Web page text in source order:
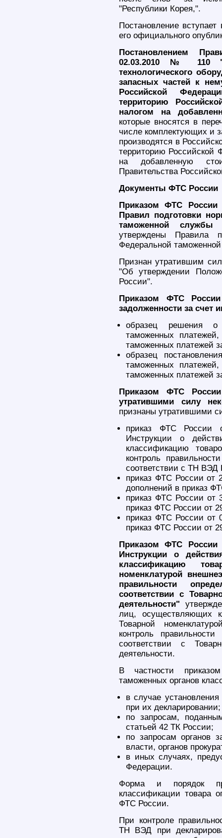
"Республики Корея,".
Постановление
его официального
Постановлением
02.03.2010 № 110
технологического
запасных частей к
Российской
территорию
налогом на
которые вносятся в
числе комплектующих и
производятся в
территорию Российской
на добавленную
Правительства
Документы ФТС России
Приказом ФТС
Правил подготовки
таможенной службы
утверждены Правила
Федеральной
Признан утратившим
"Об утверждении
России".
Приказом ФТС
задолженности за счет
образец решения о
таможенных
таможенных платежей
образец
таможенных
таможенных платежей
Приказом ФТС
утратившими силу
признаны утратившими
приказ ФТС
Инструкции о
классификацию
контроль
соответствии с ТН ВЭД
приказ ФТС России от
дополнений в приказ
приказ ФТС России от
приказ ФТС России от
приказ ФТС России от
приказ ФТС России от
Приказом ФТС
Инструкции о
классификацию
номенклатурой
правильности
соответствии с
деятельности"
лиц, осуществляющих
Товарной
контроль
соответствии с
деятельности.
В частности
таможенных органов
в случае
при их декларировании;
по запросам,
статьей 42 ТК России;
по запросам органов
власти, органов
в иных случаях,
Федерации.
Форма и порядок
классификации товара
ФТС России.
При контроле
ТН ВЭД при